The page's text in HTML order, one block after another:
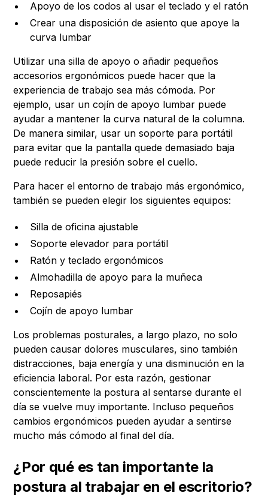
Apoyo de los codos al usar el teclado y el ratón
Crear una disposición de asiento que apoye la
curva lumbar
Utilizar una silla de apoyo o añadir pequeños
accesorios ergonómicos puede hacer que la
experiencia de trabajo sea más cómoda. Por
ejemplo, usar un cojín de apoyo lumbar puede
ayudar a mantener la curva natural de la columna.
De manera similar, usar un soporte para portátil
para evitar que la pantalla quede demasiado baja
puede reducir la presión sobre el cuello.
Para hacer el entorno de trabajo más ergonómico,
también se pueden elegir los siguientes equipos:
Silla de oficina ajustable
Soporte elevador para portátil
Ratón y teclado ergonómicos
Almohadilla de apoyo para la muñeca
Reposapiés
Cojín de apoyo lumbar
Los problemas posturales, a largo plazo, no solo
pueden causar dolores musculares, sino también
distracciones, baja energía y una disminución en la
eficiencia laboral. Por esta razón, gestionar
conscientemente la postura al sentarse durante el
día se vuelve muy importante. Incluso pequeños
cambios ergonómicos pueden ayudar a sentirse
mucho más cómodo al final del día.
¿Por qué es tan importante la
postura al trabajar en el escritorio?